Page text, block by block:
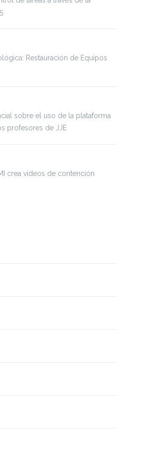
Restauración de Equipos
sobre el uso de la plataforma
profesores de JJE
crea videos de contención